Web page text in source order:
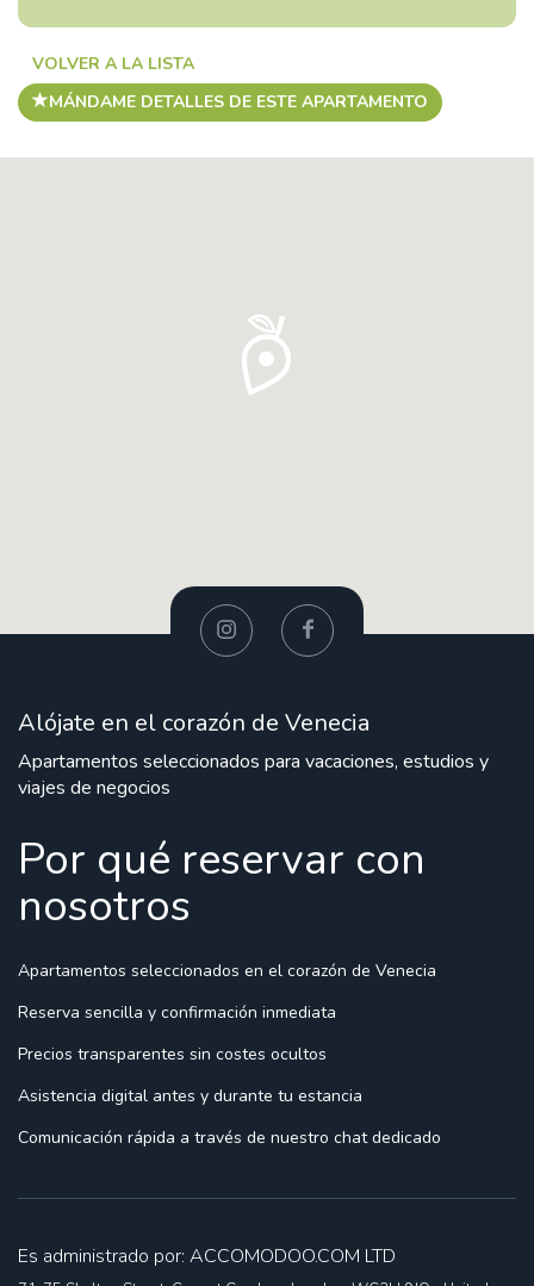
VOLVER A LA LISTA
MÁNDAME DETALLES DE ESTE APARTAMENTO
Alójate en el corazón de Venecia
Apartamentos seleccionados para vacaciones, estudios y
viajes de negocios
Por qué reservar con
nosotros
Apartamentos seleccionados en el corazón de Venecia
Reserva sencilla y confirmación inmediata
Precios transparentes sin costes ocultos
Asistencia digital antes y durante tu estancia
Comunicación rápida a través de nuestro chat dedicado
Es administrado por: ACCOMODOO.COM LTD